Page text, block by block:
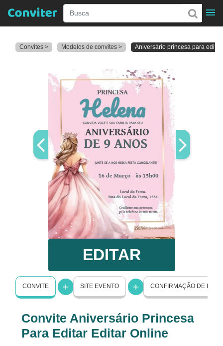
Convites > Modelos de convites > Aniversário princesa para editar
EDITAR
CONVITE SITE EVENTO CONFIRMAÇÃO DE
Convite Aniversário Princesa
Para Editar Editar Online